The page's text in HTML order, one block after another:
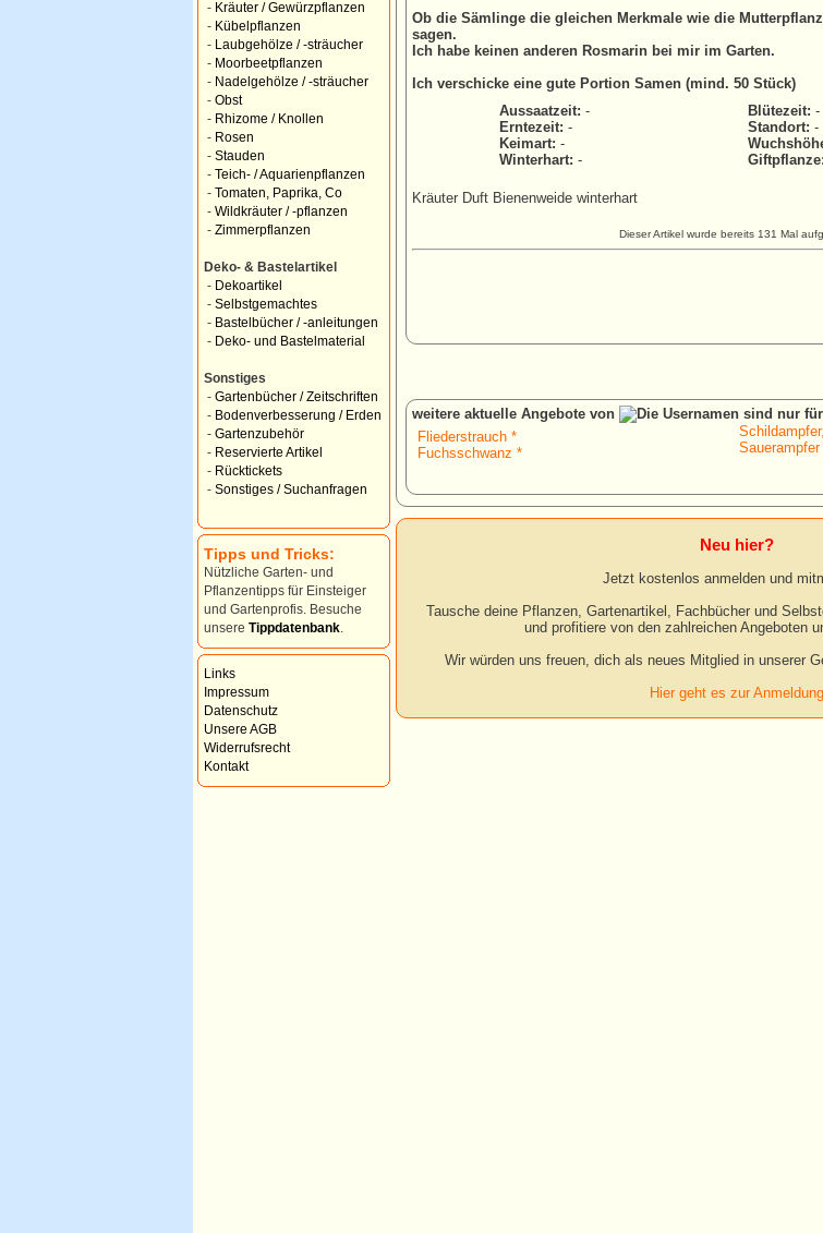
- Kräuter / Gewürzpflanzen
- Kübelpflanzen
-
Laubgehölze / -sträucher
- Moorbeetpflanzen
- Nadelgehölze / -sträucher
- Obst
- Rhizome / Knollen
- Rosen
- Stauden
- Teich- / Aquarienpflanzen
- Tomaten, Paprika, Co
- Wildkräuter / -pflanzen
- Zimmerpflanzen
Deko- & Bastelartikel
- Dekoartikel
- Selbstgemachtes
- Bastelbücher / -anleitungen
- Deko- und Bastelmaterial
Sonstiges
- Gartenbücher / Zeitschriften
- Bodenverbesserung / Erden
- Gartenzubehör
- Reservierte Artikel
- Rücktickets
- Sonstiges / Suchanfragen
Tipps und Tricks:
Nützliche Garten- und
Pflanzentipps für Einsteiger
und Gartenprofis. Besuche
unsere Tippdatenbank
Links
Impressum
Datenschutz
Unsere AGB
Widerrufsrecht
Kontakt
Ob die Sämlinge die gleichen Merkmale wie die
sagen.
Ich habe keinen anderen Rosmarin bei mir im Garten.
Ich verschicke eine gute Portion Samen (mind. 50 Stück)
Aussaatzeit: - Blütezeit: -
Erntezeit: - Standort: -
Keimart: -
Winterhart: - Giftpflanze:
Kräuter Duft Bienenweide winterhart
Dieser Artikel wurde bereits 131 Mal
weitere aktuelle Angebote von
Fliederstrauch *
Fuchsschwanz *
Sauerampfer
Neu hier?
Jetzt kostenlos anmelden und
Tausche deine Pflanzen, Gartenartikel, Fachbücher und
und profitiere von den zahlreichen Angeboten
Wir würden uns freuen, dich als neues Mitglied in unserer
Hier geht es zur Anmeldung